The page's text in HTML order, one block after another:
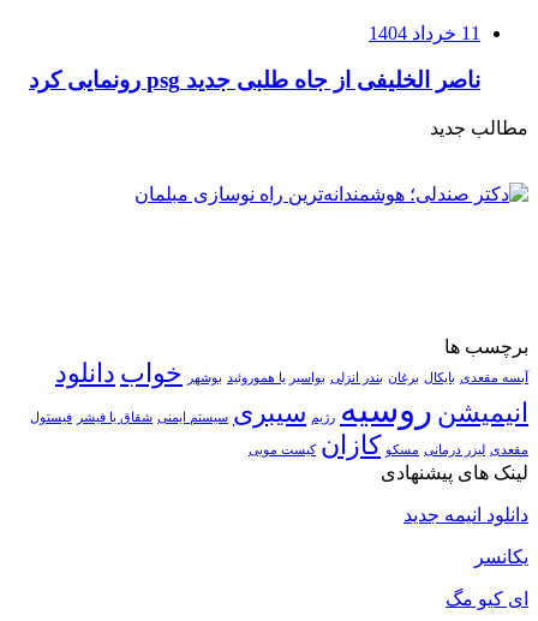
11 خرداد 1404
ناصر الخلیفی از جاه طلبی جدید psg رونمایی کرد
مطالب جدید
برچسب ها
آبسه مقعدی بایکال برغان بندر انزلی بواسیر یا هموروئید بوشهر خواب دانلود
انیمیشن روسیه رژیم سیبری سیستم ایمنی شقاق یا فیشر فیستول
مقعدی لیزر درمانی مسکو کازان کیست مویی
لینک های پیشنهادی
دانلود انیمه جدید
یکانسر
ای کیو مگ